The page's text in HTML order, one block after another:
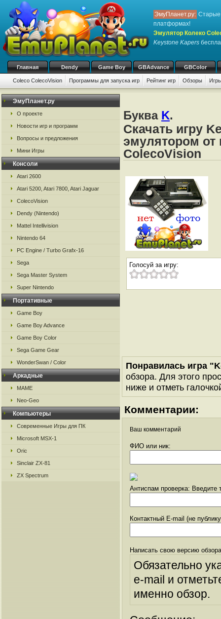
ЭмуПланет.ру: Старые
платформах!
Эмулятор Колеко
Keystone Kapers
Главная Dendy Game Boy GBAdvance GBColor
Coleco ColecoVision Программы для запуска игр Рейтинг игр Обзоры
ЭмуПланет.ру
О проекте
Новости игр и программ
Вопросы и предложения
Мини Игры
Консоли
Atari 2600
Atari 5200, Atari 7800, Atari Jaguar
ColecoVision
Dendy (Nintendo)
Mattel Intellivision
Nintendo 64
PC Engine / Turbo Grafx-16
Sega
Sega Master System
Super Nintendo
Портативные
Game Boy
Game Boy Advance
Game Boy Color
Sega Game Gear
WonderSwan / Color
Аркадные
MAME
Neo-Geo
Компьютеры
Современные Игры для ПК
Microsoft MSX-1
Oric
Sinclair ZX-81
ZX Spectrum
Буква K.
Скачать игру
эмулятором от
ColecoVision
Голосуй за игру:
Понравилась игра
обзора. Для этого
ниже и отметь
Комментарии:
Ваш комментарий
ФИО или ник:
Антиспам проверка: Введите
Контактный E-mail (не
Написать свою версию
Обязательно
e-mail и
именно обзор.